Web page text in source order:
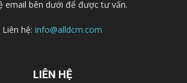
email bên dưới để được tư vấn.
Liên hệ: info@alldcm.com
LIÊN HỆ